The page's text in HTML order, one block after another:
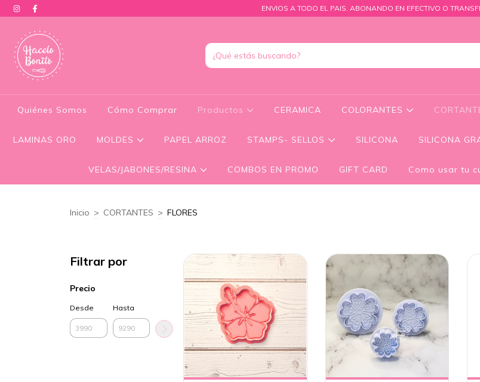
ENVIOS A TODO EL PAIS. ABONANDO EN EFECTIVO O
Quiénes Somos Cómo Comprar Productos CERAMICA COLORANTES
LAMINAS ORO MOLDES PAPEL ARROZ STAMPS- SELLOS SILICONA SILICONA
VELAS/JABONES/RESINA COMBOS EN PROMO GIFT CARD Como usar tu
Inicio > CORTANTES > FLORES
Filtrar por
Precio
Desde Hasta